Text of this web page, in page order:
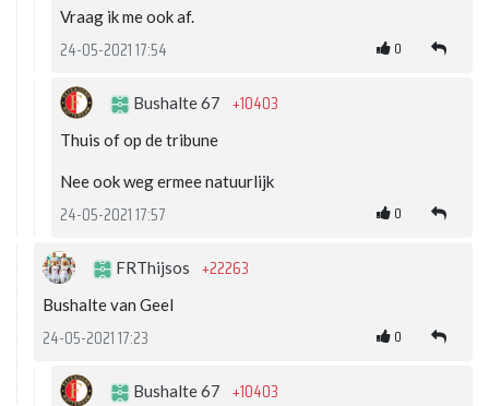
Vraag ik me ook af.
24-05-2021 17:54 0
Bushalte 67 +10403
Thuis of op de tribune
Nee ook weg ermee natuurlijk
24-05-2021 17:57 0
FRThijsos +22263
Bushalte van Geel
24-05-2021 17:23 0
Bushalte 67 +10403